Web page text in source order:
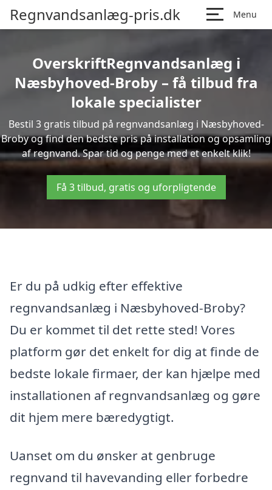
Regnvandsanlæg-pris.dk Menu
OverskriftRegnvandsanlæg i
Næsbyhoved-Broby – få tilbud fra
lokale specialister
Bestil 3 gratis tilbud på regnvandsanlæg i Næsbyhoved-
Broby og find den bedste pris på installation og opsamling
af regnvand. Spar tid og penge med et enkelt klik!
Få 3 tilbud, gratis og uforpligtende
Er du på udkig efter effektive
regnvandsanlæg i Næsbyhoved-Broby?
Du er kommet til det rette sted! Vores
platform gør det enkelt for dig at finde de
bedste lokale firmaer, der kan hjælpe med
installationen af regnvandsanlæg og gøre
dit hjem mere bæredygtigt.
Uanset om du ønsker at genbruge
regnvand til havevanding eller forbedre